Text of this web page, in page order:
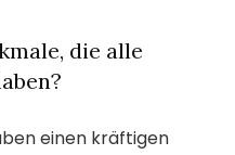
die alle
einen kräftigen